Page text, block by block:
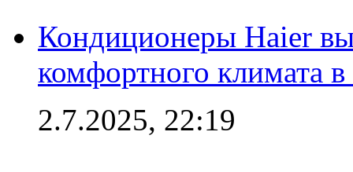
Кондиционеры Haier
комфортного климата
2.7.2025, 22:19